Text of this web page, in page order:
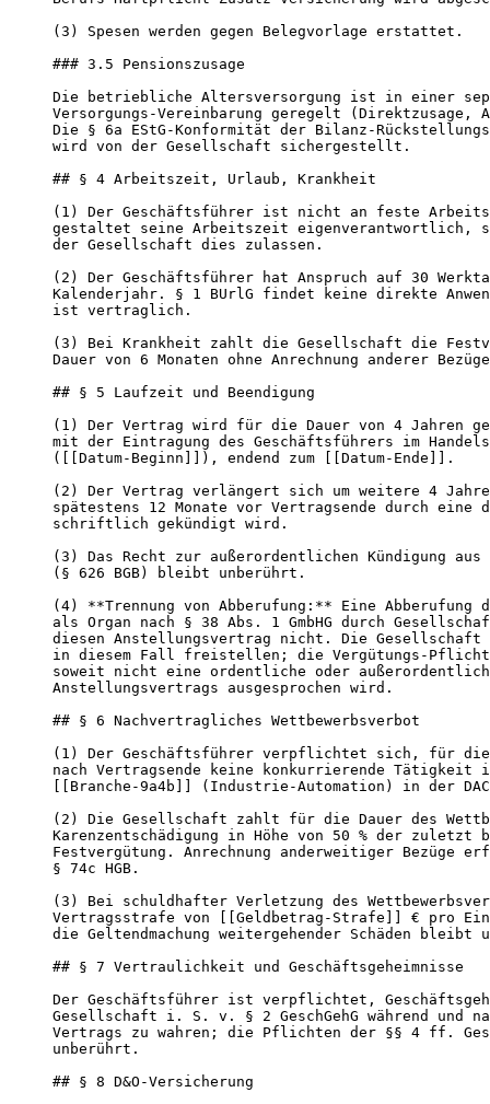
(3) Spesen werden gegen Belegvorlage erstattet.
### 3.5 Pensionszusage
Die betriebliche Altersversorgung ist in einer
Versorgungs-Vereinbarung geregelt (Direktzusage,
Die § 6a EStG-Konformität der Bilanz-
wird von der Gesellschaft sichergestellt.
## § 4 Arbeitszeit, Urlaub, Krankheit
(1) Der Geschäftsführer ist nicht an feste
gestaltet seine Arbeitszeit eigenverantwortlich,
der Gesellschaft dies zulassen.
(2) Der Geschäftsführer hat Anspruch auf 30
Kalenderjahr. § 1 BUrlG findet keine direkte
ist vertraglich.
(3) Bei Krankheit zahlt die Gesellschaft die
Dauer von 6 Monaten ohne Anrechnung anderer
## § 5 Laufzeit und Beendigung
(1) Der Vertrag wird für die Dauer von 4 Jahren
mit der Eintragung des Geschäftsführers im
([[Datum-Beginn]]), endend zum [[Datum-Ende]].
(2) Der Vertrag verlängert sich um weitere 4
spätestens 12 Monate vor Vertragsende durch eine
schriftlich gekündigt wird.
(3) Das Recht zur außerordentlichen Kündigung aus
(§ 626 BGB) bleibt unberührt.
(4) **Trennung von Abberufung:** Eine Abberufung
als Organ nach § 38 Abs. 1 GmbHG durch
diesen Anstellungsvertrag nicht. Die Gesellschaft
in diesem Fall freistellen; die Vergütungs-
soweit nicht eine ordentliche oder
Anstellungsvertrags ausgesprochen wird.
## § 6 Nachvertragliches Wettbewerbsverbot
(1) Der Geschäftsführer verpflichtet sich, für die
nach Vertragsende keine konkurrierende Tätigkeit
[[Branche-9a4b]] (Industrie-Automation) in der
(2) Die Gesellschaft zahlt für die Dauer des
Karenzentschädigung in Höhe von 50 % der zuletzt
Festvergütung. Anrechnung anderweitiger Bezüge
§ 74c HGB.
(3) Bei schuldhafter Verletzung des
Vertragsstrafe von [[Geldbetrag-Strafe]] € pro
die Geltendmachung weitergehender Schäden bleibt
## § 7 Vertraulichkeit und Geschäftsgeheimnisse
Der Geschäftsführer ist verpflichtet,
Gesellschaft i. S. v. § 2 GeschGehG während und
Vertrags zu wahren; die Pflichten der §§ 4 ff.
unberührt.
## § 8 D&O-Versicherung